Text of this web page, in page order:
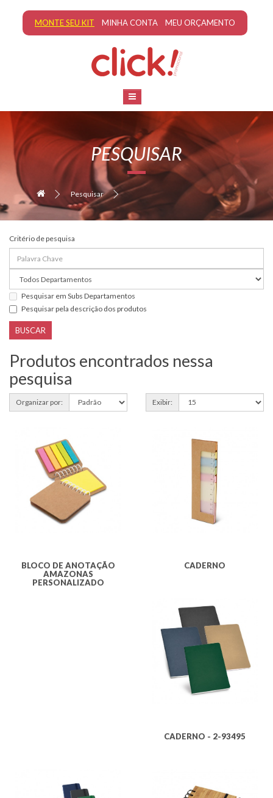
MONTE SEU KIT MINHA CONTA MEU ORÇAMENTO
PESQUISAR
Pesquisar
Critério de pesquisa
Pesquisar em Subs Departamentos
Pesquisar pela descrição dos produtos
Produtos encontrados nessa
pesquisa
Organizar por: Exibir:
BLOCO DE ANOTAÇÃO
AMAZONAS
PERSONALIZADO
CADERNO
CADERNO - 2-93495